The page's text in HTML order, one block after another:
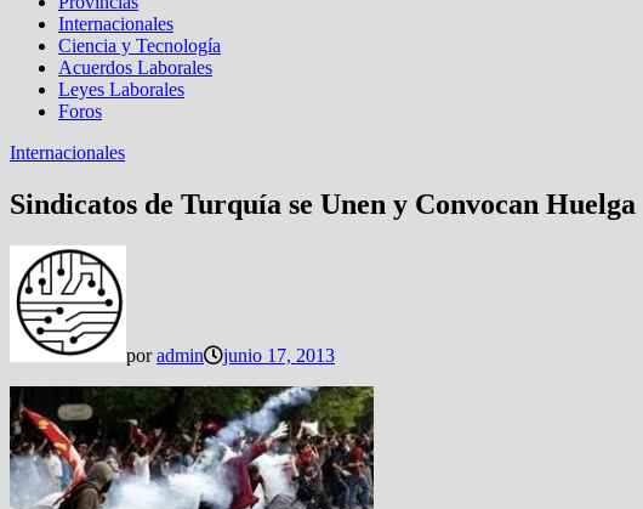
Internacionales
Ciencia y Tecnología
Acuerdos Laborales
Leyes Laborales
Foros
Internacionales
Sindicatos de Turquía se Unen y Convocan Huelga
poradmin junio 17, 2013